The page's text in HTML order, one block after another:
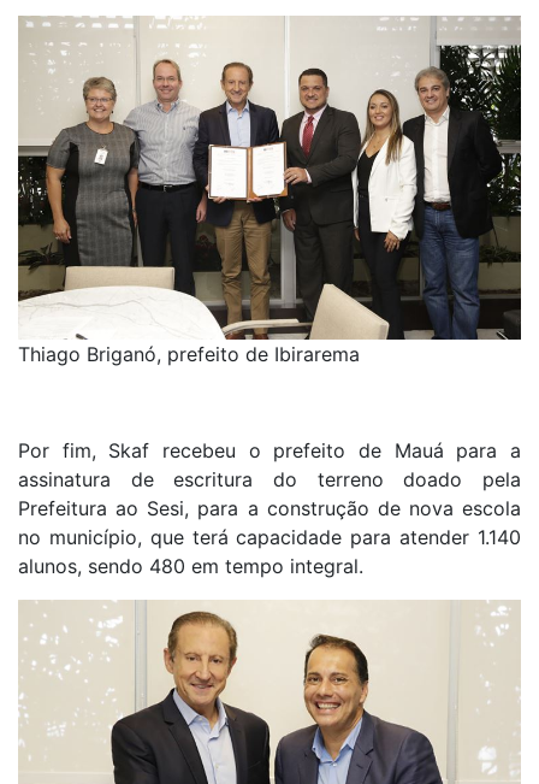
Thiago Briganó, prefeito de Ibirarema
Por fim, Skaf recebeu o prefeito de Mauá para a
assinatura de escritura do terreno doado pela
Prefeitura ao Sesi, para a construção de nova escola
no município, que terá capacidade para atender 1.140
alunos, sendo 480 em tempo integral.